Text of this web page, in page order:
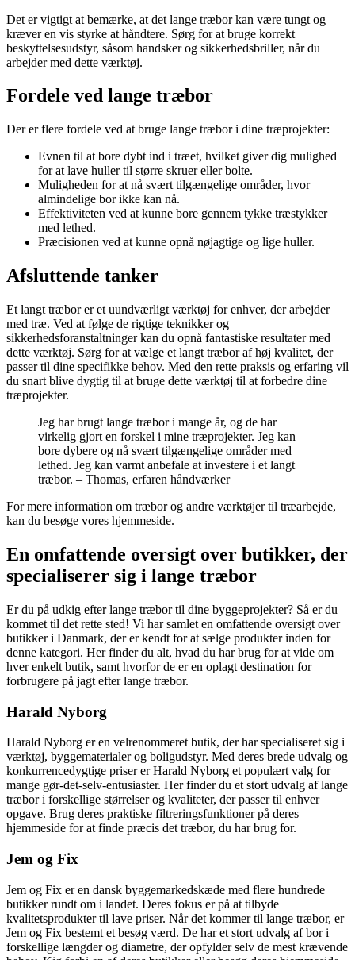
Det er vigtigt at bemærke, at det lange træbor kan være tungt og
kræver en vis styrke at håndtere. Sørg for at bruge korrekt
beskyttelsesudstyr, såsom handsker og sikkerhedsbriller, når du
arbejder med dette værktøj.
Fordele ved lange træbor
Der er flere fordele ved at bruge lange træbor i dine træprojekter:
Evnen til at bore dybt ind i træet, hvilket giver dig mulighed
for at lave huller til større skruer eller bolte.
Muligheden for at nå svært tilgængelige områder, hvor
almindelige bor ikke kan nå.
Effektiviteten ved at kunne bore gennem tykke træstykker
med lethed.
Præcisionen ved at kunne opnå nøjagtige og lige huller.
Afsluttende tanker
Et langt træbor er et uundværligt værktøj for enhver, der arbejder
med træ. Ved at følge de rigtige teknikker og
sikkerhedsforanstaltninger kan du opnå fantastiske resultater med
dette værktøj. Sørg for at vælge et langt træbor af høj kvalitet, der
passer til dine specifikke behov. Med den rette praksis og erfaring vil
du snart blive dygtig til at bruge dette værktøj til at forbedre dine
træprojekter.
Jeg har brugt lange træbor i mange år, og de har
virkelig gjort en forskel i mine træprojekter. Jeg kan
bore dybere og nå svært tilgængelige områder med
lethed. Jeg kan varmt anbefale at investere i et langt
træbor. – Thomas, erfaren håndværker
For mere information om træbor og andre værktøjer til træarbejde,
kan du besøge vores hjemmeside.
En omfattende oversigt over butikker, der
specialiserer sig i lange træbor
Er du på udkig efter lange træbor til dine byggeprojekter? Så er du
kommet til det rette sted! Vi har samlet en omfattende oversigt over
butikker i Danmark, der er kendt for at sælge produkter inden for
denne kategori. Her finder du alt, hvad du har brug for at vide om
hver enkelt butik, samt hvorfor de er en oplagt destination for
forbrugere på jagt efter lange træbor.
Harald Nyborg
Harald Nyborg er en velrenommeret butik, der har specialiseret sig i
værktøj, byggematerialer og boligudstyr. Med deres brede udvalg og
konkurrencedygtige priser er Harald Nyborg et populært valg for
mange gør-det-selv-entusiaster. Her finder du et stort udvalg af lange
træbor i forskellige størrelser og kvaliteter, der passer til enhver
opgave. Brug deres praktiske filtreringsfunktioner på deres
hjemmeside for at finde præcis det træbor, du har brug for.
Jem og Fix
Jem og Fix er en dansk byggemarkedskæde med flere hundrede
butikker rundt om i landet. Deres fokus er på at tilbyde
kvalitetsprodukter til lave priser. Når det kommer til lange træbor, er
Jem og Fix bestemt et besøg værd. De har et stort udvalg af bor i
forskellige længder og diametre, der opfylder selv de mest krævende